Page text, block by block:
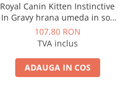
Royal Canin Kitten Instinctive
In Gravy hrana umeda in sos
pentru pisica, 12 x 85 g
107,80 RON
TVA inclus
ADAUGA IN COS